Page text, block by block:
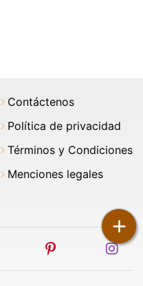
+
Contáctenos
Política de privacidad
Términos y Condiciones
Menciones legales
youtube pinterest